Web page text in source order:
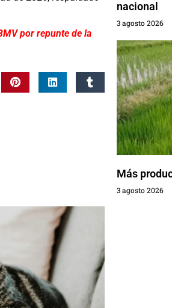
por repunte de la
nacional
3 agosto 2026
Más
3 agosto 2026